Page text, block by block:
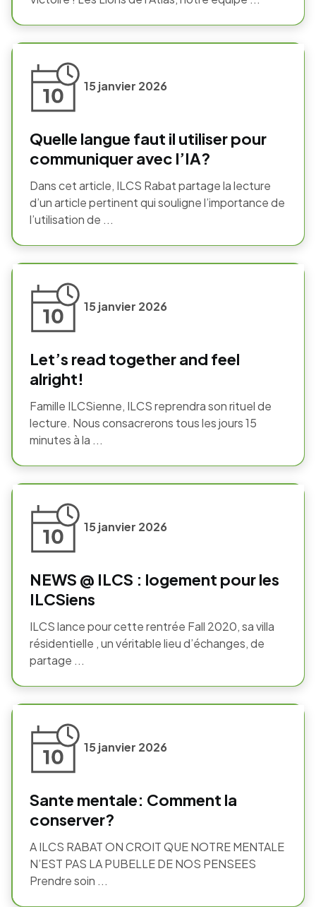
15 janvier 2026
Quelle langue faut il utiliser pour
communiquer avec l’IA?
Dans cet article, ILCS Rabat partage la lecture
d’un article pertinent qui souligne l’importance de
l’utilisation de ...
15 janvier 2026
Let’s read together and feel
alright!
Famille ILCSienne, ILCS reprendra son rituel de
lecture. Nous consacrerons tous les jours 15
minutes à la ...
15 janvier 2026
NEWS @ ILCS : logement pour les
ILCSiens
ILCS lance pour cette rentrée Fall 2020, sa villa
résidentielle , un véritable lieu d’échanges, de
partage ...
15 janvier 2026
Sante mentale: Comment la
conserver?
A ILCS RABAT ON CROIT QUE NOTRE MENTALE
N’EST PAS LA PUBELLE DE NOS PENSEES
Prendre soin ...